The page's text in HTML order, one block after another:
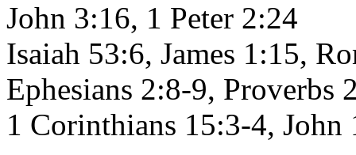
John 3:16, 1 Peter 2:24
Isaiah 53:6, James 1:15,
Ephesians 2:8-9, Proverbs
1 Corinthians 15:3-4,